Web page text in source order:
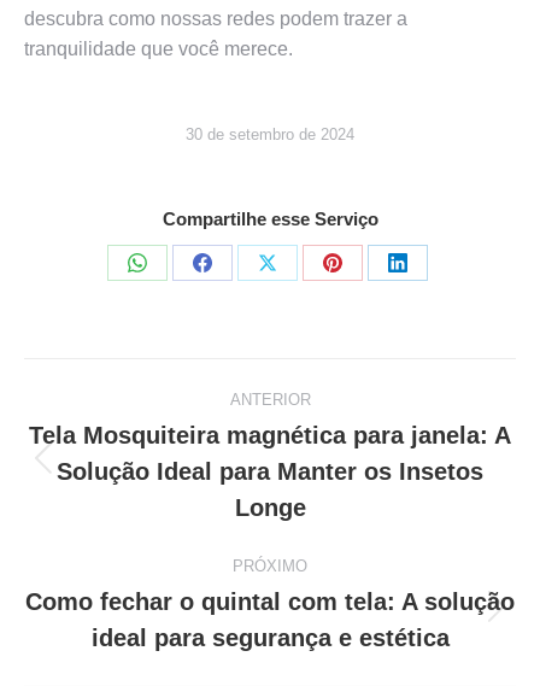
descubra como nossas redes podem trazer a
tranquilidade que você merece.
30 de setembro de 2024
Compartilhe esse Serviço
Share
Share
Share
Share
Share
Navegação
de
ANTERIOR
Post
anterior:
Tela Mosquiteira magnética para janela: A
Solução Ideal para Manter os Insetos
Longe
PRÓXIMO
post:
Como fechar o quintal com tela: A solução
ideal para segurança e estética